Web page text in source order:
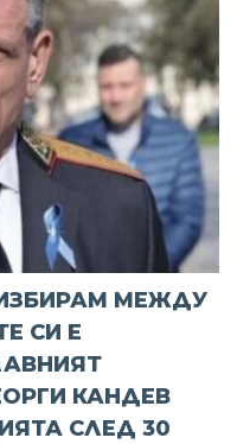
МЕЖДУ
СИ Е
КАНДЕВ
СЛЕД 30